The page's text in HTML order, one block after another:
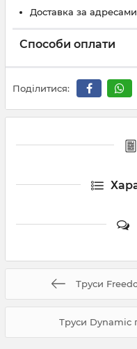
Доставка за
Способи оплати
Поділитися:
Труси
Труси Dynamic